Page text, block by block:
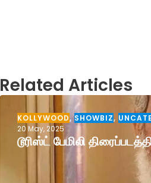
Related Articles
KOLLYWOOD,SHOWBIZ,
20 May, 2025
டூரிஸ்ட் பேமிலி